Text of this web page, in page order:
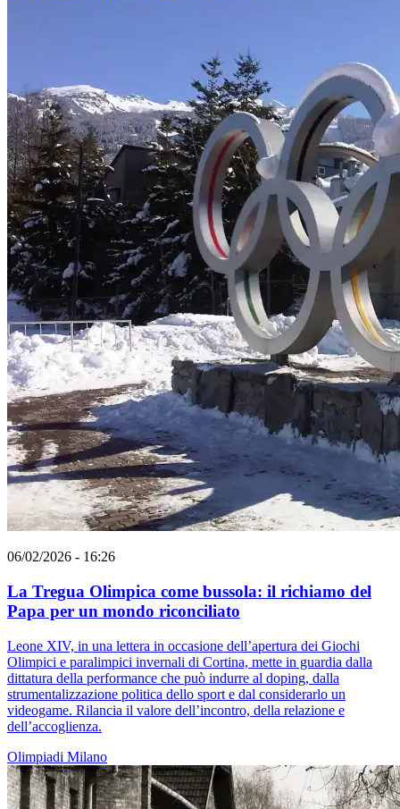
06/02/2026 - 16:26
La Tregua Olimpica come bussola: il richiamo del
Papa per un mondo riconciliato
Leone XIV, in una lettera in occasione dell’apertura dei Giochi
Olimpici e paralimpici invernali di Cortina, mette in guardia dalla
dittatura della performance che può indurre al doping, dalla
strumentalizzazione politica dello sport e dal considerarlo un
videogame. Rilancia il valore dell’incontro, della relazione e
dell’accoglienza.
Olimpiadi Milano